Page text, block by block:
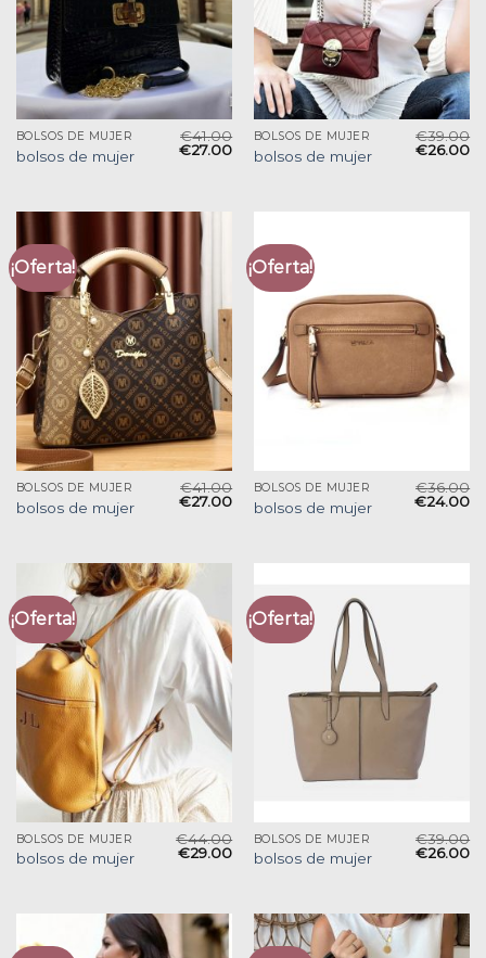
BOLSOS DE MUJER
bolsos de mujer
€41.00
€27.00
BOLSOS DE MUJER
bolsos de mujer
€39.00
€26.00
¡Oferta!
BOLSOS DE MUJER
bolsos de mujer
€41.00
€27.00
¡Oferta!
BOLSOS DE MUJER
bolsos de mujer
€36.00
€24.00
¡Oferta!
BOLSOS DE MUJER
bolsos de mujer
€44.00
€29.00
¡Oferta!
BOLSOS DE MUJER
bolsos de mujer
€39.00
€26.00